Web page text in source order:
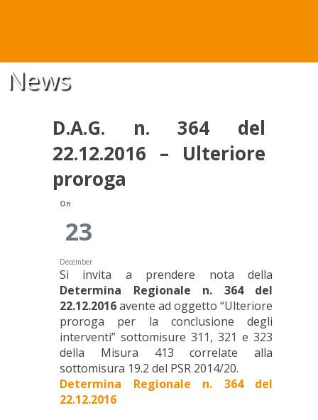
News
D.A.G. n. 364 del
22.12.2016 – Ulteriore
proroga
On
23
December
Si invita a prendere nota della
Determina Regionale n. 364 del
22.12.2016avente ad oggetto “Ulteriore
proroga per la conclusione degli
interventi” sottomisure 311, 321 e 323
della Misura 413 correlate alla
sottomisura 19.2 del PSR 2014/20.
Determina Regionale n. 364 del
22.12.2016